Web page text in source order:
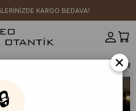
KARGO BEDAVA!
Ekru Body
×